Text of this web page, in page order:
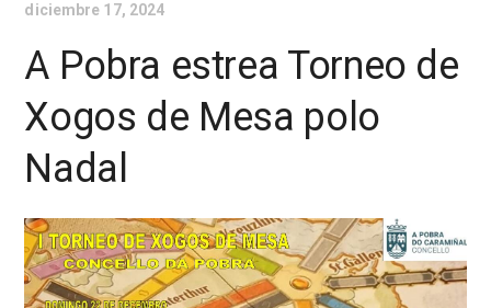
diciembre 17, 2024
A Pobra estrea Torneo de
Xogos de Mesa polo
Nadal